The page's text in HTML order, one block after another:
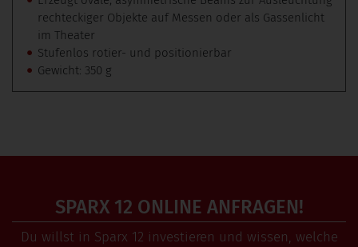
rechteckiger Objekte auf Messen oder als Gassenlicht
im Theater
Stufenlos rotier- und positionierbar
Gewicht: 350 g
SPARX 12 ONLINE ANFRAGEN!
Du willst in Sparx 12 investieren und wissen, welche